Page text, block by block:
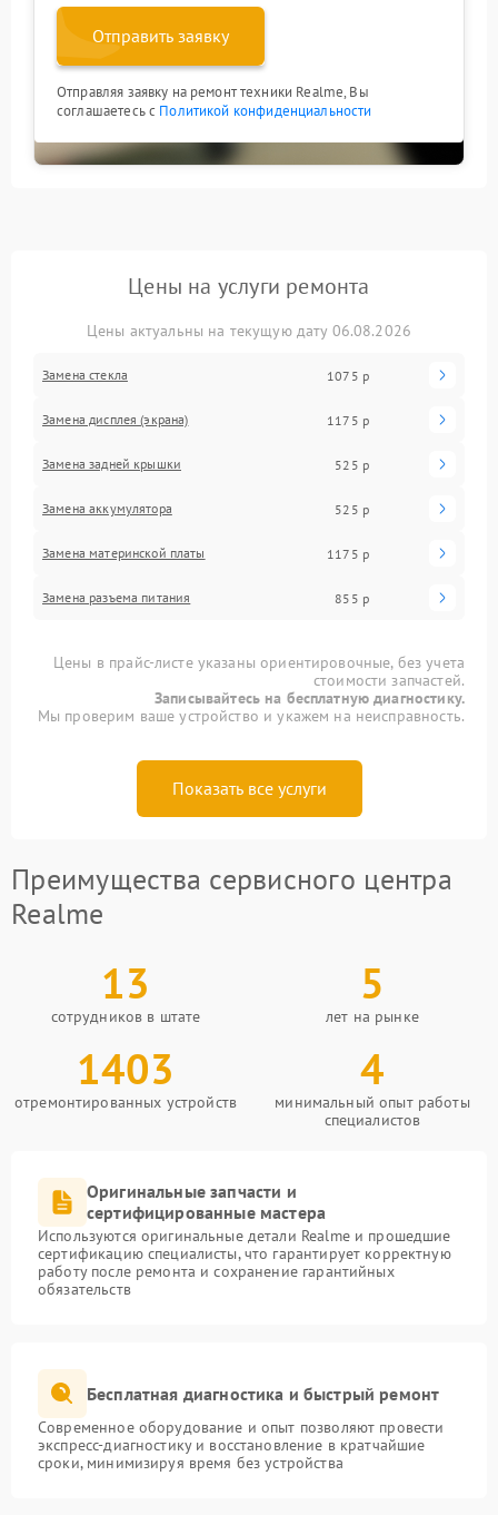
Отправить заявку
Отправляя заявку на ремонт техники Realme, Вы
соглашаетесь с Политикой конфиденциальности
Цены на услуги ремонта
Цены актуальны на текущую дату 06.08.2026
Замена стекла 1075 р
Замена дисплея (экрана) 1175 р
Замена задней крышки 525 р
Замена аккумулятора 525 р
Замена материнской платы 1175 р
Замена разъема питания 855 р
Цены в прайс-листе указаны ориентировочные, без учета
стоимости запчастей.
Записывайтесь на бесплатную диагностику.
Мы проверим ваше устройство и укажем на неисправность.
Показать все услуги
Преимущества сервисного центра
Realme
13
сотрудников в штате
5
лет на рынке
1403
отремонтированных устройств
4
минимальный опыт работы
специалистов
Оригинальные запчасти и
сертифицированные мастера
Используются оригинальные детали Realme и прошедшие
сертификацию специалисты, что гарантирует корректную
работу после ремонта и сохранение гарантийных
обязательств
Бесплатная диагностика и быстрый ремонт
Современное оборудование и опыт позволяют провести
экспресс-диагностику и восстановление в кратчайшие
сроки, минимизируя время без устройства